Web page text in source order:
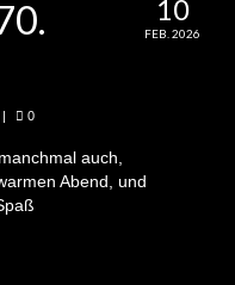
möchten Hitzefrei
Resi
kostenlos leihbaren
10
FEB. 2026
0
auch,
Abend, und